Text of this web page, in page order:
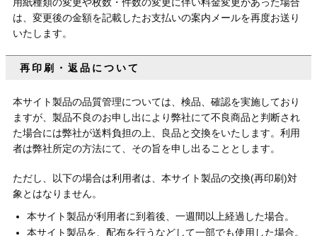
用紙種類の変更や枚数・件数の変更に伴い料金変更があった場合
は、変更後の金額を記載したお支払いの案内メールを再度お送り
いたします。
再印刷・返品について
本サイト製品の品質管理については、検品、確認を実施しており
ますが、製品不良のお申し出により弊社にて不良商品と判断され
た場合には弊社が送料負担の上、良品と交換をいたします。利用
者は弊社所定の方法にて、その旨を申し出ることとします。
ただし、以下の場合は利用者は、本サイト製品の交換(再印刷)対
象とはなりません。
本サイト製品が利用者に到着後、一週間以上経過した場合。
本サイト製品を、配布を行うなどして一部でも使用した場合。